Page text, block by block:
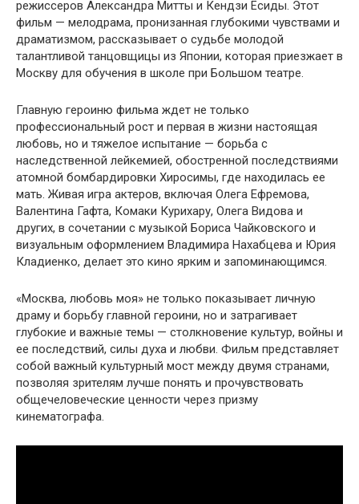
режиссеров Александра Митты и Кендзи Ёсиды. Этот
фильм — мелодрама, пронизанная глубокими чувствами и
драматизмом, рассказывает о судьбе молодой
талантливой танцовщицы из Японии, которая приезжает в
Москву для обучения в школе при Большом театре.
Главную героиню фильма ждет не только
профессиональный рост и первая в жизни настоящая
любовь, но и тяжелое испытание — борьба с
наследственной лейкемией, обостренной последствиями
атомной бомбардировки Хиросимы, где находилась ее
мать. Живая игра актеров, включая Олега Ефремова,
Валентина Гафта, Комаки Курихару, Олега Видова и
других, в сочетании с музыкой Бориса Чайковского и
визуальным оформлением Владимира Нахабцева и Юрия
Кладиенко, делает это кино ярким и запоминающимся.
«Москва, любовь моя» не только показывает личную
драму и борьбу главной героини, но и затрагивает
глубокие и важные темы — столкновение культур, войны и
ее последствий, силы духа и любви. Фильм представляет
собой важный культурный мост между двумя странами,
позволяя зрителям лучше понять и прочувствовать
общечеловеческие ценности через призму
кинематографа.